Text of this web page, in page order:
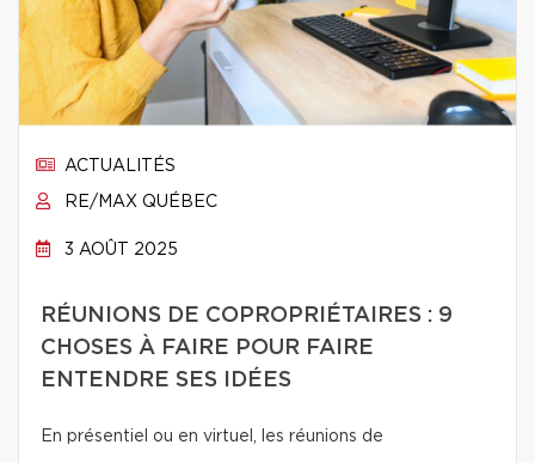
ACTUALITÉS
RE/MAX QUÉBEC
3 AOÛT 2025
RÉUNIONS DE COPROPRIÉTAIRES : 9
CHOSES À FAIRE POUR FAIRE
ENTENDRE SES IDÉES
En présentiel ou en virtuel, les réunions de